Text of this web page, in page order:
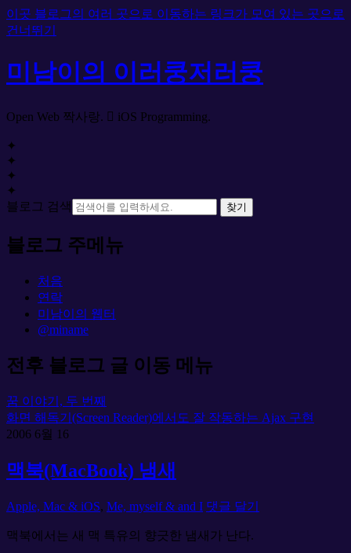
이곳 블로그의 여러 곳으로 이동하는 링크가 모여 있는 곳으로
건너뛰기
미남이의 이러쿵저러쿵
Open Web 짝사랑.  iOS Programming.
✦
✦
✦
✦
블로그 검색
찾기
블로그 주메뉴
처음
연락
미남이의 웹터
@miname
전후 블로그 글 이동 메뉴
꿈 이야기, 두 번째
화면 해독기(Screen Reader)에서도 잘 작동하는 Ajax 구현
2006 6월 16
맥북(MacBook) 냄새
Apple, Mac & iOS, Me, myself & and I 댓글 달기
맥북에서는 새 맥 특유의 향긋한 냄새가 난다.